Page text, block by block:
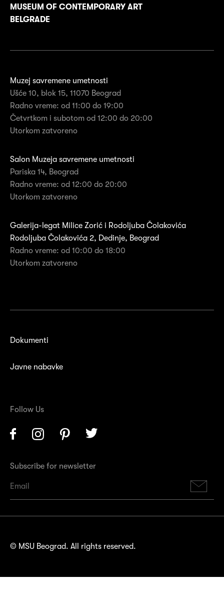
MUSEUM OF CONTEMPORARY ART
BELGRADE
Muzej savremene umetnosti
Ušće 10, blok 15, 11070 Beograd
Radno vreme: od 11:00 do 19:00
Četvrtkom i subotom od 12:00 do 20:00
Utorkom zatvoreno
Salon Muzeja savremene umetnosti
Pariska 14, Beograd
Radno vreme: od 12:00 do 20:00
Utorkom zatvoreno
Galerija-legat Milice Zorić i Rodoljuba Čolakovića
Rodoljuba Čolakovića 2, Dedinje, Beograd
Radno vreme: od 10:00 do 18:00
Utorkom zatvoreno
Dokumenti
Javne nabavke
Follow Us
Facebook InstagramPinterest
Subscribe for newsletter
© MSU Beograd. All rights reserved.